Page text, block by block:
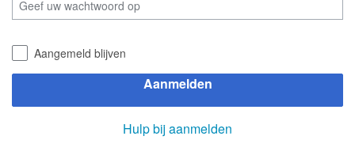
Overig
Verenigingsinfo
Aangemeld blijven
Aanmelden
Hulp bij aanmelden